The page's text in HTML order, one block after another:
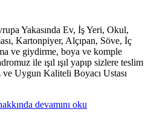
Yakasında Ev, İş Yeri, Okul,
Kartonpiyer, Alçıpan, Söve, İç
ve giydirme, boya ve komple
ile ışıl ışıl yapıp sizlere teslim
Uygun Kaliteli Boyacı Ustası
devamını oku